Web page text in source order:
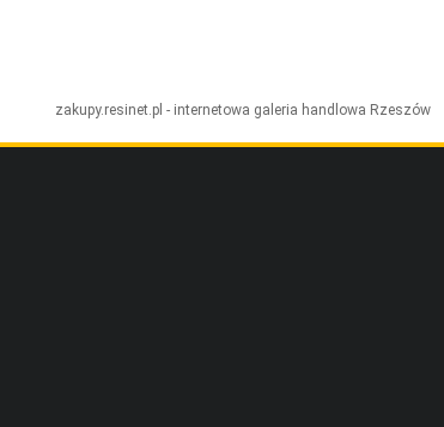
zakupy.resinet.pl - internetowa galeria handlowa Rzeszów